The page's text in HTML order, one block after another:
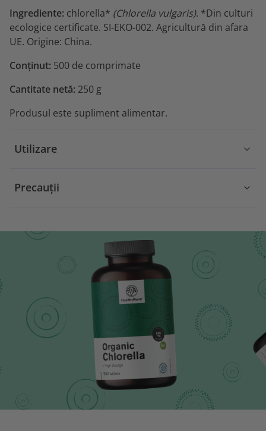
Ingrediente: chlorella* (Chlorella vulgaris). *Din culturi
ecologice certificate. SI-EKO-002. Agricultură din afara
UE. Origine: China.
Conținut: 500 de comprimate
Cantitate netă: 250 g
Produsul este supliment alimentar.
Utilizare
Precauții